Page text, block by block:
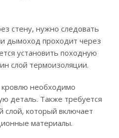
стену, нужно следовать
дымоход проходит через
установить походную
слой термоизоляции.
необходимо
деталь. Также требуется
который включает
материалы.